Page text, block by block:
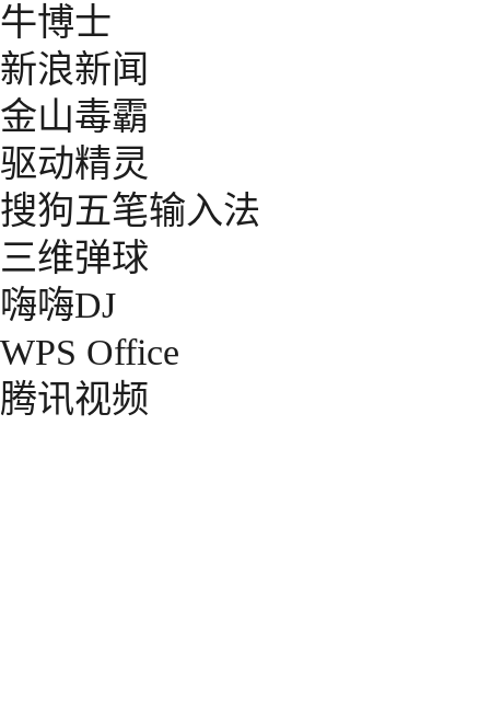
牛博士
新浪新闻
金山毒霸
驱动精灵
搜狗五笔输入法
三维弹球
嗨嗨DJ
WPS Office
腾讯视频